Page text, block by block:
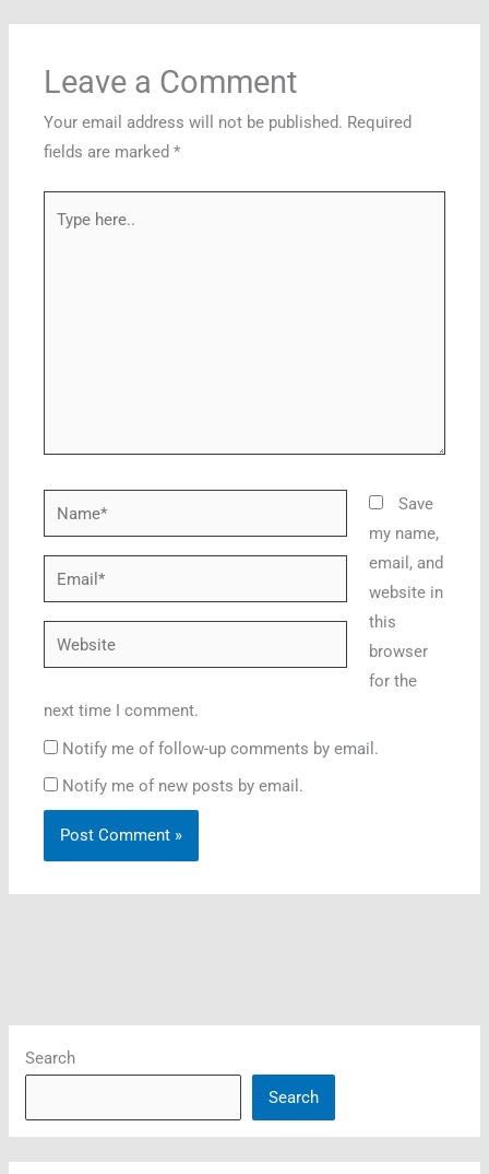
Leave a Comment
Your email address will not be published. Required
fields are marked*
here..
Name*
Email*
Website
Save
my name,
email, and
website in
this
browser
for the
next time I comment.
Notify me of follow-up comments by email.
Notify me of new posts by email.
Search
Search